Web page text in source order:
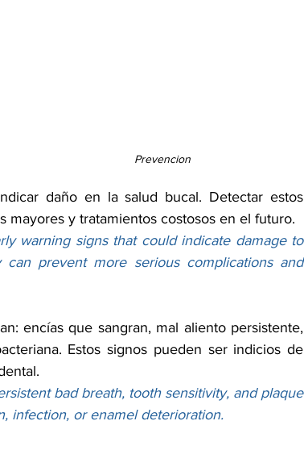
Prevencion
daño en la salud bucal. Detectar estos
y tratamientos costosos en el futuro.
warning signs that could indicate damage to
prevent more serious complications and
encías que sangran, mal aliento persistente,
Estos signos pueden ser indicios de
bad breath, tooth sensitivity, and plaque
infection, or enamel deterioration.